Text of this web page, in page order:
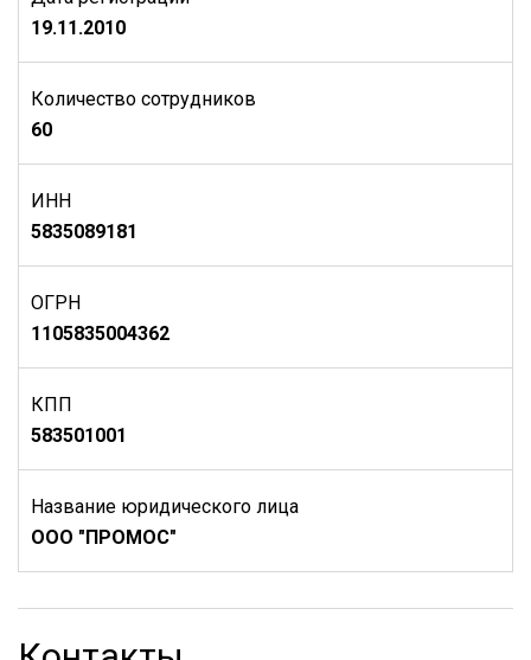
19.11.2010
Количество сотрудников
60
ИНН
5835089181
ОГРН
1105835004362
КПП
583501001
Название юридического лица
ООО "ПРОМОС"